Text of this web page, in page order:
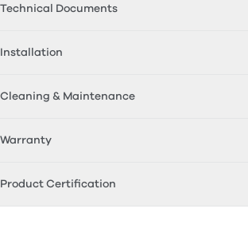
Technical Documents
Installation
Cleaning & Maintenance
Warranty
Product Certification